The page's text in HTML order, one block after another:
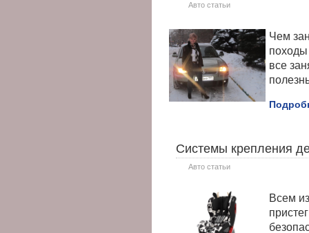
Авто статьи
Чем
походы
все
Системы крепления
Авто статьи
Всем